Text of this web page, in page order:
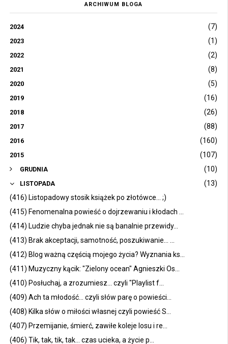
ARCHIWUM BLOGA
2024 (7)
2023 (1)
2022 (2)
2021 (8)
2020 (5)
2019 (16)
2018 (26)
2017 (88)
2016 (160)
2015 (107)
GRUDNIA (10)
LISTOPADA
(13)
(416) Listopadowy stosik książek po złotówce... ;)
(415) Fenomenalna powieść o dojrzewaniu i kłodach ...
(414) Ludzie chyba jednak nie są banalnie przewidy...
(413) Brak akceptacji, samotność, poszukiwanie... ...
(412) Blog ważną częścią mojego życia? Wyznania ks...
(411) Muzyczny kącik: "Zielony ocean" Agnieszki Os...
(410) Posłuchaj, a zrozumiesz... czyli "Playlist f...
(409) Ach ta młodość... czyli słów parę o powieści...
(408) Kilka słów o miłości własnej czyli powieść S...
(407) Przemijanie, śmierć, zawiłe koleje losu i re...
(406) Tik, tak, tik, tak... czas ucieka, a życie p...